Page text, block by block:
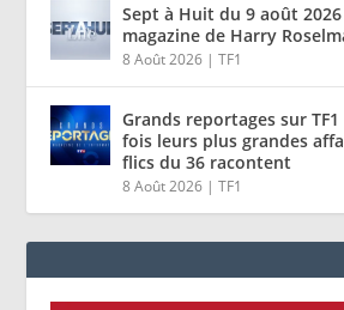
Sept à Huit du 9 août 2026
magazine de Harry
8 Août 2026 |TF1
Grands reportages sur
fois leurs plus grandes
flics du 36 racontent
8 Août 2026 |TF1